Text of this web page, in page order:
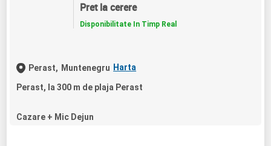
Pret la cerere
Disponibilitate In Timp Real
Perast, Muntenegru Harta
Perast, la 300 m de plaja Perast
Cazare + Mic Dejun